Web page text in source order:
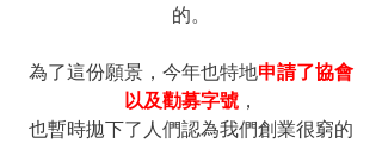
的。
為了這份願景，今年也特地申請了協會
以及勸募字號 ，
也暫時拋下了人們認為我們創業很窮的